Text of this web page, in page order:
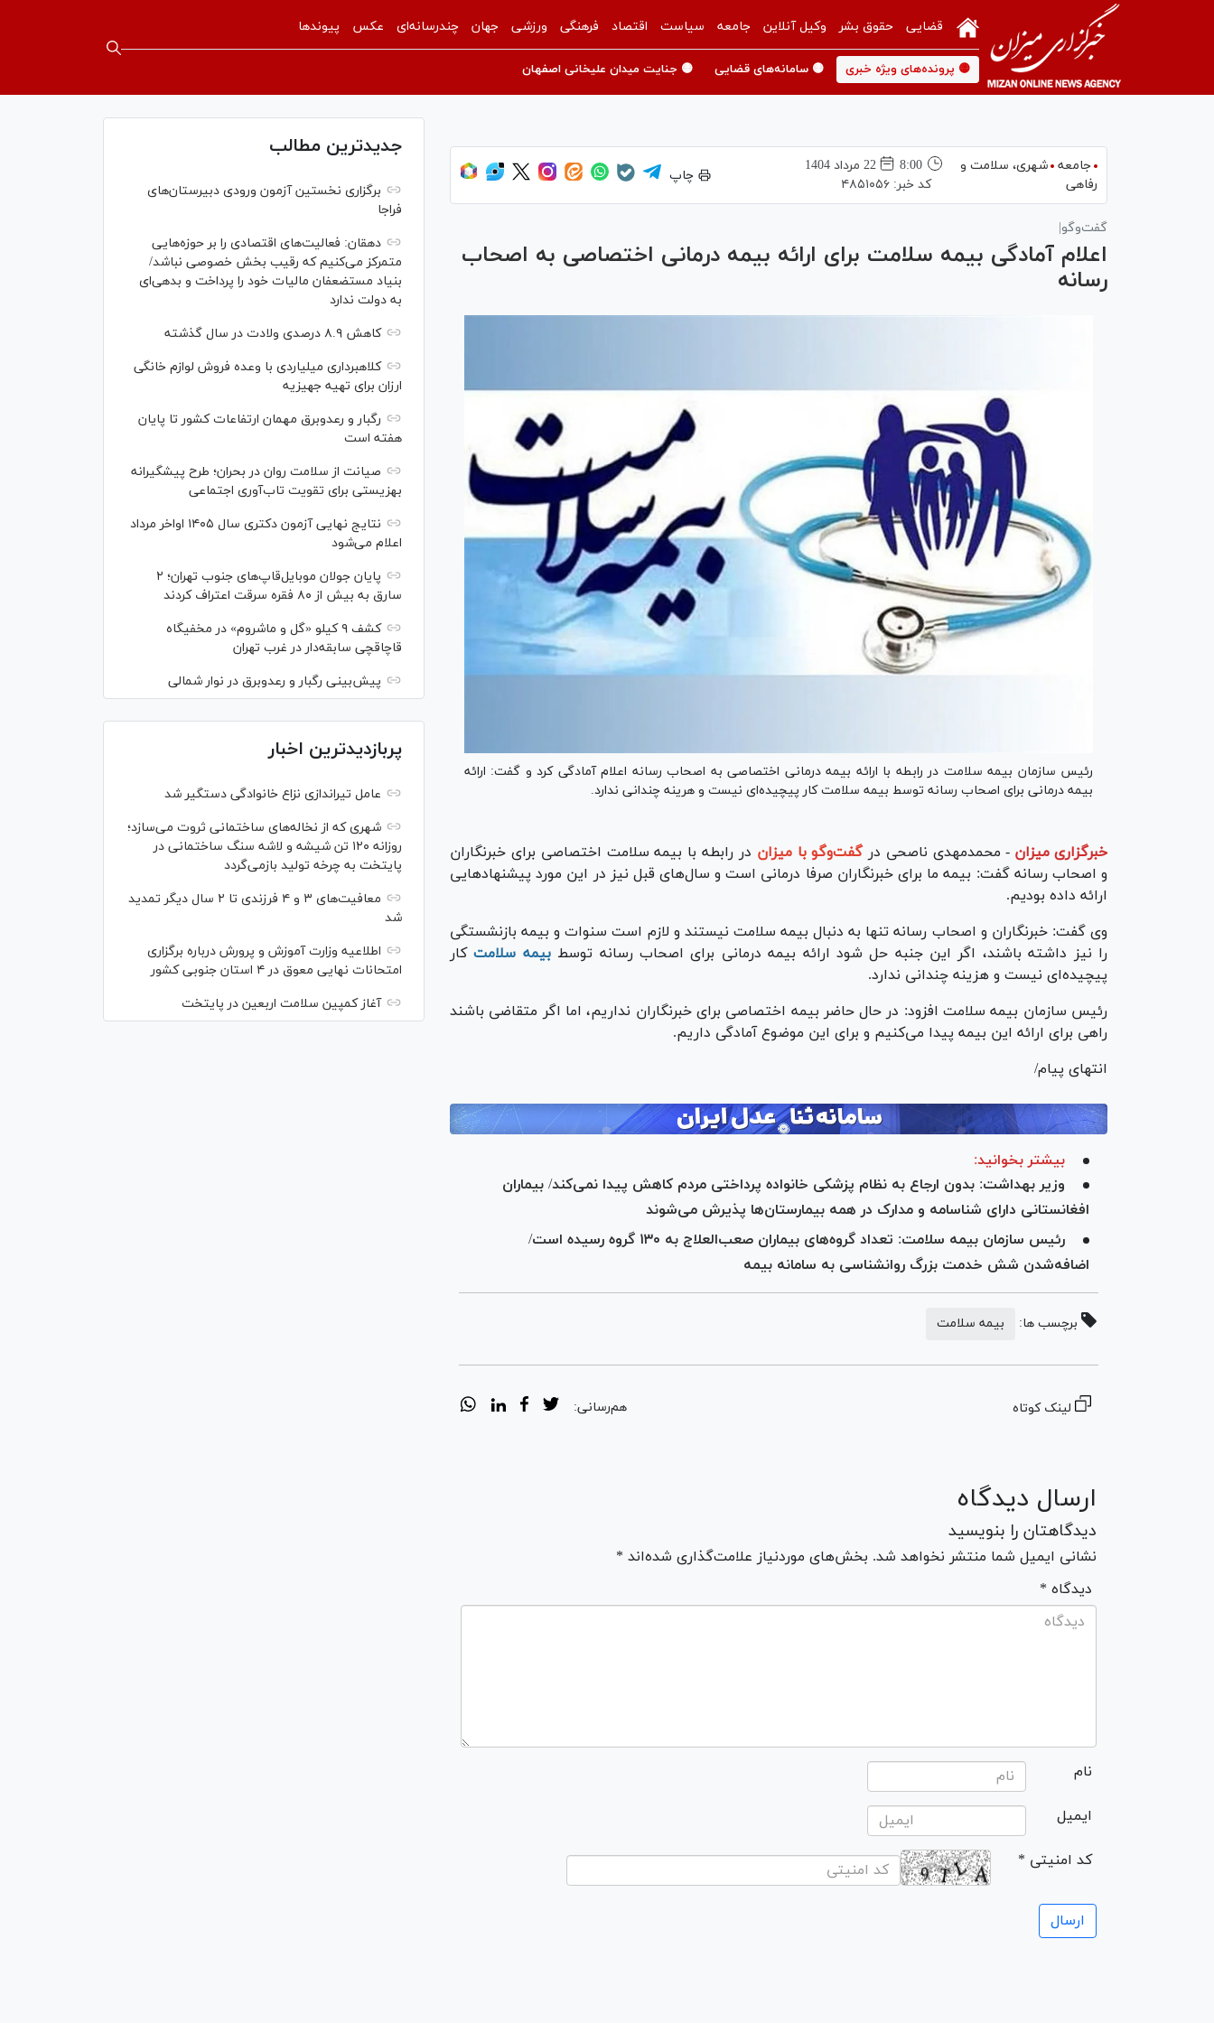
قضایی حقوق بشر وکیل آنلاین جامعه سیاست اقتصاد فرهنگی ورزشی جهان چندرسانه‌ای عکس پیوندها
🟡 پرونده‌های ویژه خبری 🟡 سامانه‌های قضایی 🟡 جنایت میدان علیخانی اصفهان
جامعه شهری،‌ سلامت و
رفاهی
8:00
22 مرداد 1404
کد خبر: ۴۸۵۱۰۵۶
چاپ
گفت‌وگو|
اعلام آمادگی بیمه سلامت برای ارائه بیمه درمانی اختصاصی به اصحاب
رسانه
رئیس سازمان بیمه سلامت در رابطه با ارائه بیمه درمانی اختصاصی به اصحاب رسانه اعلام آمادگی کرد و گفت: ارائه
بیمه درمانی برای اصحاب رسانه توسط بیمه سلامت کار پیچیده‌ای نیست و هرینه چندانی ندارد.
خبرگزاری میزان - محمدمهدی ناصحی در گفت‌و‌گو با میزان در رابطه با بیمه سلامت اختصاصی برای خبرنگاران
و اصحاب رسانه گفت: بیمه ما برای خبرنگاران صرفا درمانی است و سال‌های قبل نیز در این مورد پیشنهاد‌هایی
ارائه داده بودیم.
وی گفت: خبرنگاران و اصحاب رسانه تنها به دنبال بیمه سلامت نیستند و لازم است سنوات و بیمه بازنشستگی
را نیز داشته باشند، اگر این جنبه حل شود ارائه بیمه درمانی برای اصحاب رسانه توسط بیمه سلامتکار
پیچیده‌ای نیست و هزینه‌ چندانی ندارد.
رئیس سازمان بیمه سلامت افزود: در حال حاضر بیمه اختصاصی برای خبرنگاران نداریم، اما اگر متقاضی باشند
راهی برای ارائه این بیمه پیدا می‌کنیم و برای این موضوع آمادگی داریم.
انتهای پیام/
بیشتر بخوانید:
وزیر بهداشت: بدون ارجاع به نظام پزشکی خانواده پرداختی مردم کاهش پیدا نمی‌کند/ بیماران
افغانستانی دارای شناسامه و مدارک در همه بیمارستان‌ها پذیرش می‌شوند
رئیس سازمان بیمه سلامت: تعداد گروه‌های بیماران صعب‌العلاج به ۱۳۰ گروه رسیده است/
اضافه‌شدن شش خدمت بزرگ روانشناسی به سامانه بیمه
برچسب ها: بیمه سلامت
لینک کوتاه هم‌رسانی:
ارسال دیدگاه
دیدگاهتان را بنویسید
نشانی ایمیل شما منتشر نخواهد شد. بخش‌های موردنیاز علامت‌گذاری شده‌اند *
* دیدگاه
نام
ایمیل
* کد امنیتی
جدیدترین مطالب
برگزاری نخستین آزمون ورودی دبیرستان‌های
فراجا
دهقان: فعالیت‌های اقتصادی را بر حوزه‌هایی
متمرکز می‌کنیم که رقیب بخش خصوصی نباشد/
بنیاد مستضعفان مالیات خود را پرداخت و بدهی‌ای
به دولت ندارد
کاهش ۸.۹ درصدی ولادت در سال گذشته
کلاهبرداری میلیاردی با وعده فروش لوازم خانگی
ارزان برای تهیه جهیزیه
رگبار و رعدوبرق مهمان ارتفاعات کشور تا پایان
هفته است
صیانت از سلامت روان در بحران؛ طرح پیشگیرانه
بهزیستی برای تقویت تاب‌آوری اجتماعی
نتایج نهایی آزمون دکتری سال ۱۴۰۵ اواخر مرداد
اعلام می‌شود
پایان جولان موبایل‌قاپ‌های جنوب تهران؛ ۲
سارق به بیش از ۸۰ فقره سرقت اعتراف کردند
کشف ۹ کیلو «گل و ماشروم» در مخفیگاه
قاچاقچی سابقه‌دار در غرب تهران
پیش‌بینی رگبار و رعدوبرق در نوار شمالی
پربازدیدترین اخبار
عامل تیراندازی نزاع خانوادگی دستگیر شد
شهری که از نخاله‌های ساختمانی ثروت می‌سازد؛
روزانه ۱۲۰ تن شیشه و لاشه سنگ ساختمانی در
پایتخت به چرخه تولید بازمی‌گردد
معافیت‌های ۳ و ۴ فرزندی تا ۲ سال دیگر تمدید
شد
اطلاعیه وزارت آموزش و پرورش درباره برگزاری
امتحانات نهایی معوق در ۴ استان جنوبی کشور
آغاز کمپین سلامت اربعین در پایتخت